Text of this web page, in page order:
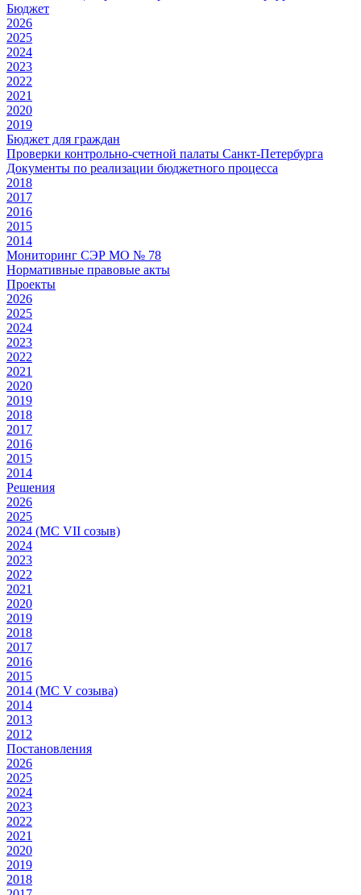
Бюджет
2026
2025
2024
2023
2022
2021
2020
2019
Бюджет для граждан
Проверки контрольно-счетной палаты Санкт-Петербурга
Документы по реализации бюджетного процесса
2018
2017
2016
2015
2014
Мониторинг СЭР МО № 78
Нормативные правовые акты
Проекты
2026
2025
2024
2023
2022
2021
2020
2019
2018
2017
2016
2015
2014
Решения
2026
2025
2024 (МС VII созыв)
2024
2023
2022
2021
2020
2019
2018
2017
2016
2015
2014 (МС V созыва)
2014
2013
2012
Постановления
2026
2025
2024
2023
2022
2021
2020
2019
2018